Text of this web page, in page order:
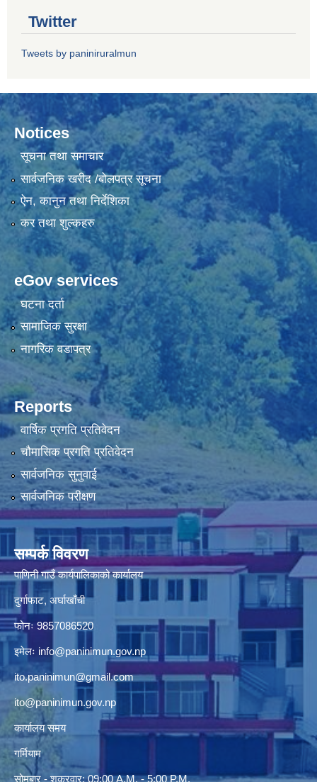
Twitter
Tweets by paniniruralmun
Notices
सूचना तथा समाचार
सार्वजनिक खरीद /बोलपत्र सूचना
ऐन, कानुन तथा निर्देशिका
कर तथा शुल्कहरु
eGov services
घटना दर्ता
सामाजिक सुरक्षा
नागरिक वडापत्र
Reports
वार्षिक प्रगति प्रतिवेदन
चौमासिक प्रगति प्रतिवेदन
सार्वजनिक सुनुवाई
सार्वजनिक परीक्षण
सम्पर्क विवरण
पाणिनी गाउँ कार्यपालिकाको कार्यालय
दुर्गाफाट, अर्घाखाँची
फोनः 9857086520
इमेलः info@paninimun.gov.np
ito.paninimun@gmail.com
ito@paninimun.gov.np
कार्यालय समय
गर्मियाम
सोमबार - शुक्रवार: 09:00 A.M. - 5:00 P.M.